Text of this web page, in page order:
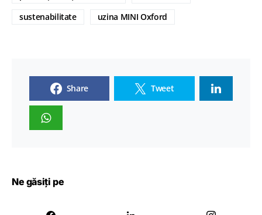
sustenabilitate
uzina MINI Oxford
Share Tweet
Ne găsiți pe